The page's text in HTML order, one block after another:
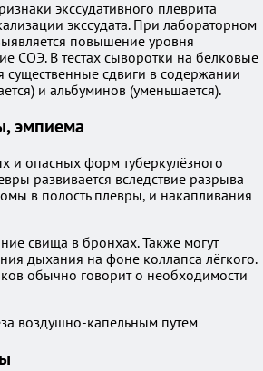
экссудативного плеврита
экссудата. При лабораторном
повышение уровня
СОЭ. В тестах сыворотки на белковые
сдвиги в содержании
и альбуминов (уменьшается).
эмпиема
и опасных форм туберкулёзного
развивается вследствие разрыва
в полость плевры, и накапливания
свища в бронхах. Также могут
дыхания на фоне коллапса лёгкого.
обычно говорит о необходимости